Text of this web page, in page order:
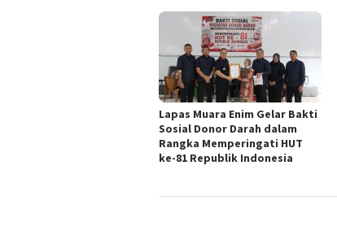
Lapas Muara Enim Gelar Bakti
Sosial Donor Darah dalam
Rangka Memperingati HUT
ke-81 Republik Indonesia